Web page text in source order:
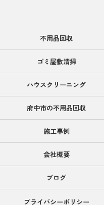
不用品回収
ゴミ屋敷清掃
ハウスクリーニング
府中市の不用品回収
施工事例
会社概要
ブログ
プライバシーポリシー